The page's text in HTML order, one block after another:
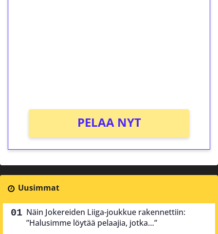
PELAA NYT
Uusimmat
Näin Jokereiden Liiga-joukkue rakennettiin:
”Halusimme löytää pelaajia, jotka…”